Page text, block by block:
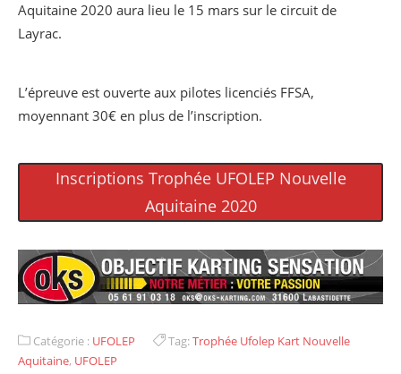
Aquitaine 2020 aura lieu le 15 mars sur le circuit de
Layrac.
L’épreuve est ouverte aux pilotes licenciés FFSA,
moyennant 30€ en plus de l’inscription.
Inscriptions Trophée UFOLEP Nouvelle
Aquitaine 2020
Catégorie : UFOLEP Tag:Trophée Ufolep Kart Nouvelle
Aquitaine, UFOLEP